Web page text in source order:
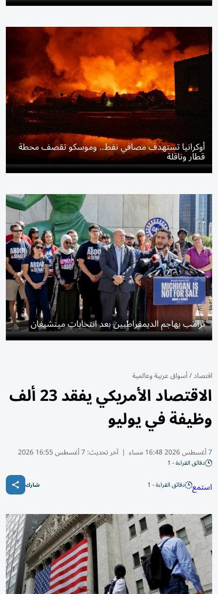
أوكرانيا تستهدف مصافي نفط.. وموسكو تقصف محطة
قطار وناقلة
ترامب يهاجم الديمقراطيين بعد انتخابات ميتشيغان
اقتصاد/أسواق عربية وعالمية
الاقتصاد الأمريكي يفقد 23 ألف
وظيفة في يوليو
7 أغسطس 2026 16:48 مساء | آخر تحديث:7 أغسطس 16:55 2026
دقائق القراءة - 1
استمع دقائق القراءة - 1 شارك